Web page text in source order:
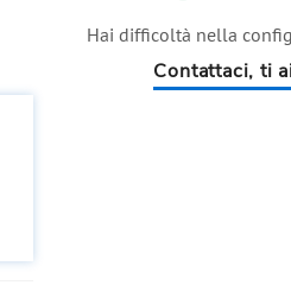
Hai difficoltà nella
Contattaci, ti